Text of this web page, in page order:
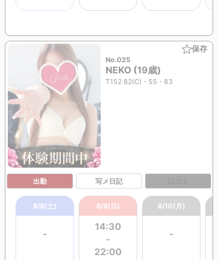
保存
No.025
NEKO (19歳)
T152 82(C)・55・83
出勤 写メ日記
8/8(土)
-
8/9(日)
14:30
-
22:00
8/10(月)
-